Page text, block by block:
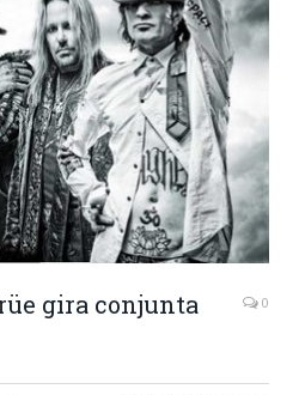
gira conjunta
0